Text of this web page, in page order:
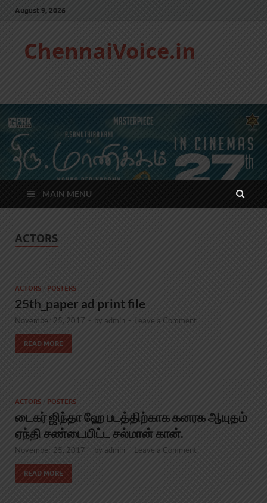
August 9, 2026
ChennaiVoice.in
MAIN MENU
ACTORS
ACTORS / POSTERS
25th_paper ad print file
November 25, 2017 - by admin - Leave a Comment
READ MORE
ACTORS / POSTERS
டைகர் ஜிந்தா ஹே படத்திற்காக கனரக ஆயுதம்
ஏந்தி சண்டையிட்ட சல்மான் கான்.
November 25, 2017 - by admin - Leave a Comment
READ MORE